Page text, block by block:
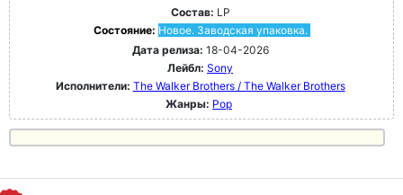
Состав: LP
Состояние: Новое. Заводская упаковка.
Дата релиза: 18-04-2026
Лейбл: Sony
Исполнители: The Walker Brothers / The Walker Brothers
Жанры: Pop